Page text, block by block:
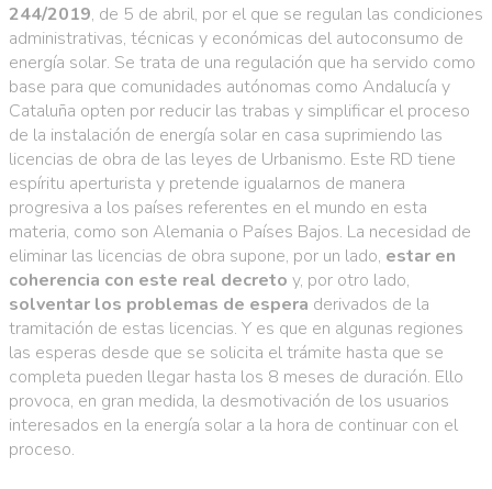
244/2019, de 5 de abril, por el que se regulan las condiciones
administrativas, técnicas y económicas del autoconsumo de
energía solar. Se trata de una regulación que ha servido como
base para que comunidades autónomas como Andalucía y
Cataluña opten por reducir las trabas y simplificar el proceso
de la instalación de energía solar en casa suprimiendo las
licencias de obra de las leyes de Urbanismo. Este RD tiene
espíritu aperturista y pretende igualarnos de manera
progresiva a los países referentes en el mundo en esta
materia, como son Alemania o Países Bajos. La necesidad de
eliminar las licencias de obra supone, por un lado, estar en
coherencia con este real decreto y, por otro lado,
solventar los problemas de espera derivados de la
tramitación de estas licencias. Y es que en algunas regiones
las esperas desde que se solicita el trámite hasta que se
completa pueden llegar hasta los 8 meses de duración. Ello
provoca, en gran medida, la desmotivación de los usuarios
interesados en la energía solar a la hora de continuar con el
proceso.